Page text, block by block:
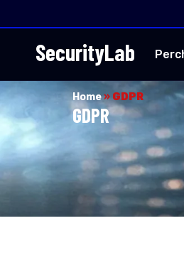
SecurityLab
Home»GDPR
GDPR